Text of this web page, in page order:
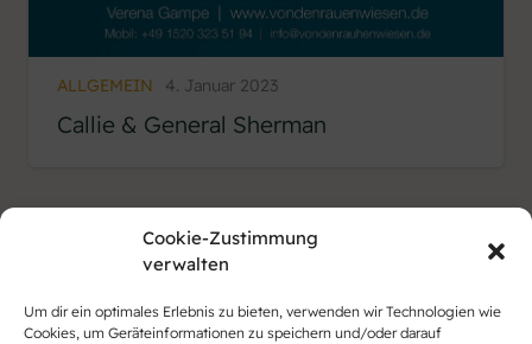
Cookie-Zustimmung
verwalten
Um dir ein optimales Erlebnis zu bieten, verwenden wir Technologien wie
Cookies, um Geräteinformationen zu speichern und/oder darauf
ALLGEMEIN 4. Januar 2023
Callie & General Sherman